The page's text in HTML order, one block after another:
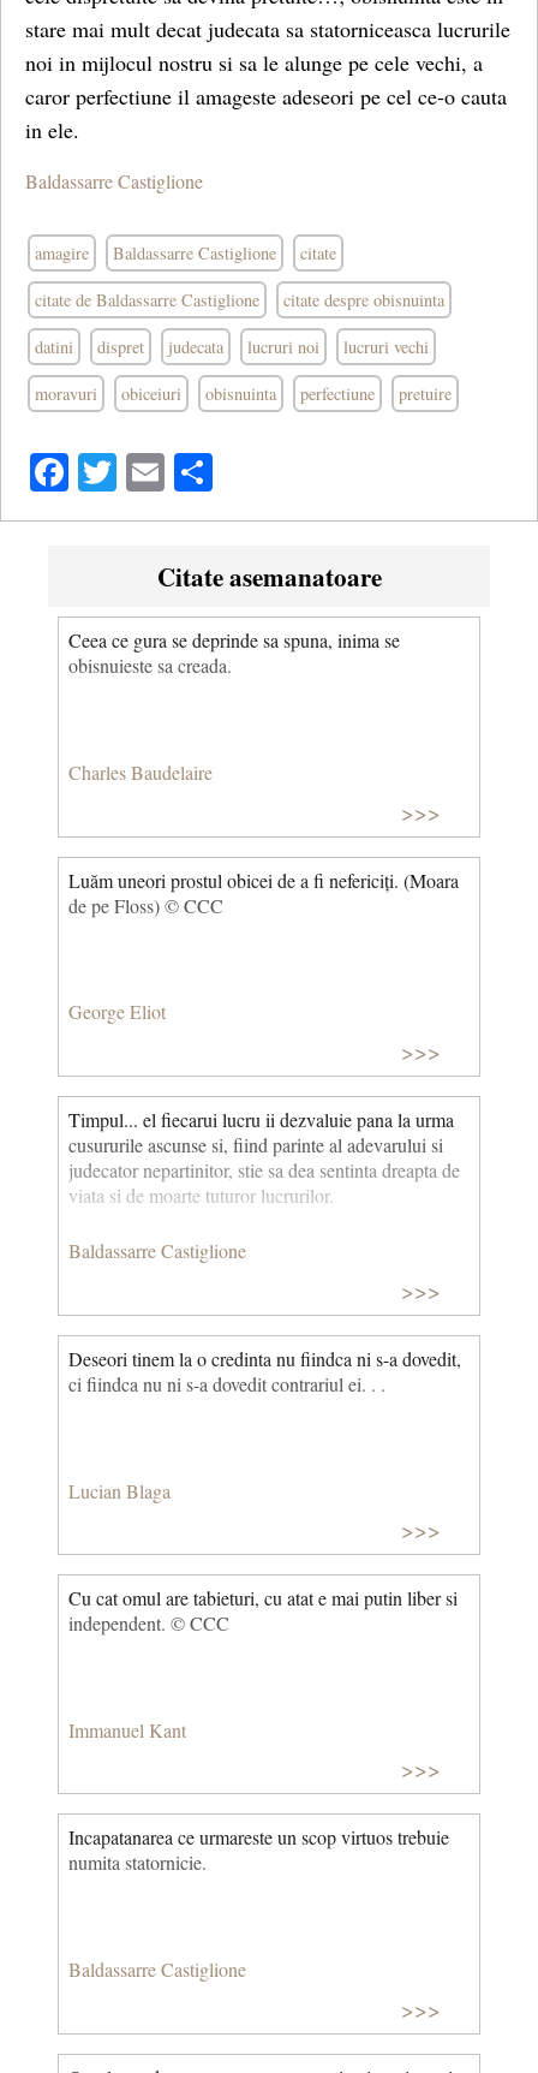
stare mai mult decat judecata sa statorniceasca lucrurile
noi in mijlocul nostru si sa le alunge pe cele vechi, a
caror perfectiune il amageste adeseori pe cel ce-o cauta
in ele.
Baldassarre Castiglione
amagire Baldassarre Castiglione citate
citate de Baldassarre Castiglione citate despre obisnuinta
datini dispret judecata lucruri noi lucruri vechi
moravuri obiceiuri obisnuinta perfectiune pretuire
Facebook
Twitter
Email
Citate asemanatoare
Ceea ce gura se deprinde sa spuna, inima se
obisnuieste sa creada.
Charles Baudelaire
>>>
Luăm uneori prostul obicei de a fi nefericiți. (Moara
de pe Floss) © CCC
George Eliot
>>>
Timpul... el fiecarui lucru ii dezvaluie pana la urma
cusururile ascunse si, fiind parinte al adevarului si
judecator nepartinitor, stie sa dea sentinta dreapta de
viata si de moarte tuturor lucrurilor.
Baldassarre Castiglione
>>>
Deseori tinem la o credinta nu fiindca ni s-a dovedit,
ci fiindca nu ni s-a dovedit contrariul ei. . .
Lucian Blaga
>>>
Cu cat omul are tabieturi, cu atat e mai putin liber si
independent. © CCC
Immanuel Kant
>>>
Incapatanarea ce urmareste un scop virtuos trebuie
numita statornicie.
Baldassarre Castiglione
>>>